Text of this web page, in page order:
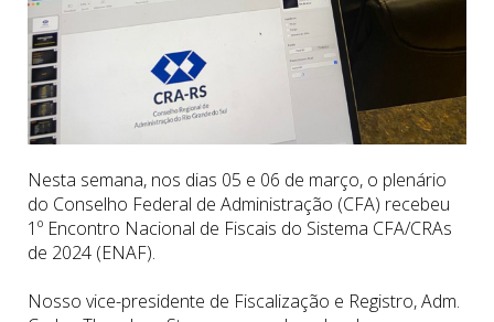
Nesta semana, nos dias 05 e 06 de março, o plenário
do Conselho Federal de Administração (CFA) recebeu
1º Encontro Nacional de Fiscais do Sistema CFA/CRAs
de 2024 (ENAF).
Nosso vice-presidente de Fiscalização e Registro, Adm.